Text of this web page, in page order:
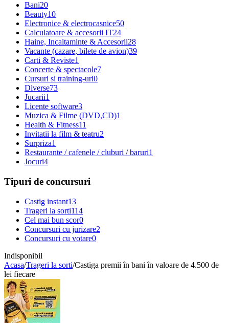
Bani20
Beauty10
Electronice & electrocasnice50
Calculatoare & accesorii IT24
Haine, Incaltaminte & Accesorii28
Vacante (cazare, bilete de avion)39
Carti & Reviste1
Concerte & spectacole7
Cursuri si training-uri0
Diverse73
Jucarii1
Licente software3
Muzica & Filme (DVD,CD)1
Health & Fitness11
Invitatii la film & teatru2
Surpriza1
Restaurante / cafenele / cluburi / baruri1
Jocuri4
Tipuri de concursuri
Castig instant13
Trageri la sorti114
Cel mai bun scor0
Concursuri cu jurizare2
Concursuri cu votare0
Indisponibil
Acasa/Trageri la sorti/Castiga premii în bani în valoare de 4.500 de
lei fiecare